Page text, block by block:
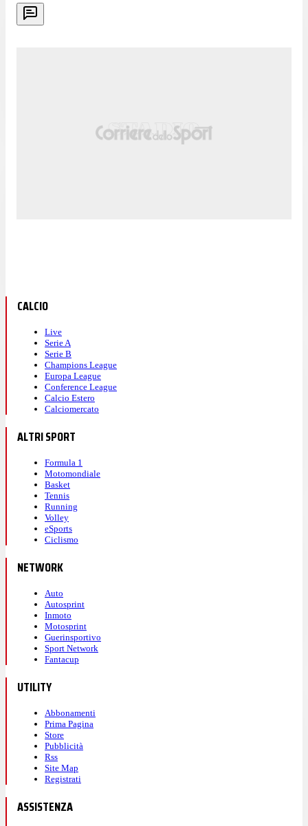
CALCIO
Live
Serie A
Serie B
Champions League
Europa League
Conference League
Calcio Estero
Calciomercato
ALTRI SPORT
Formula 1
Motomondiale
Basket
Tennis
Running
Volley
eSports
Ciclismo
NETWORK
Auto
Autosprint
Inmoto
Motosprint
Guerinsportivo
Sport Network
Fantacup
UTILITY
Abbonamenti
Prima Pagina
Store
Pubblicità
Rss
Site Map
Registrati
ASSISTENZA